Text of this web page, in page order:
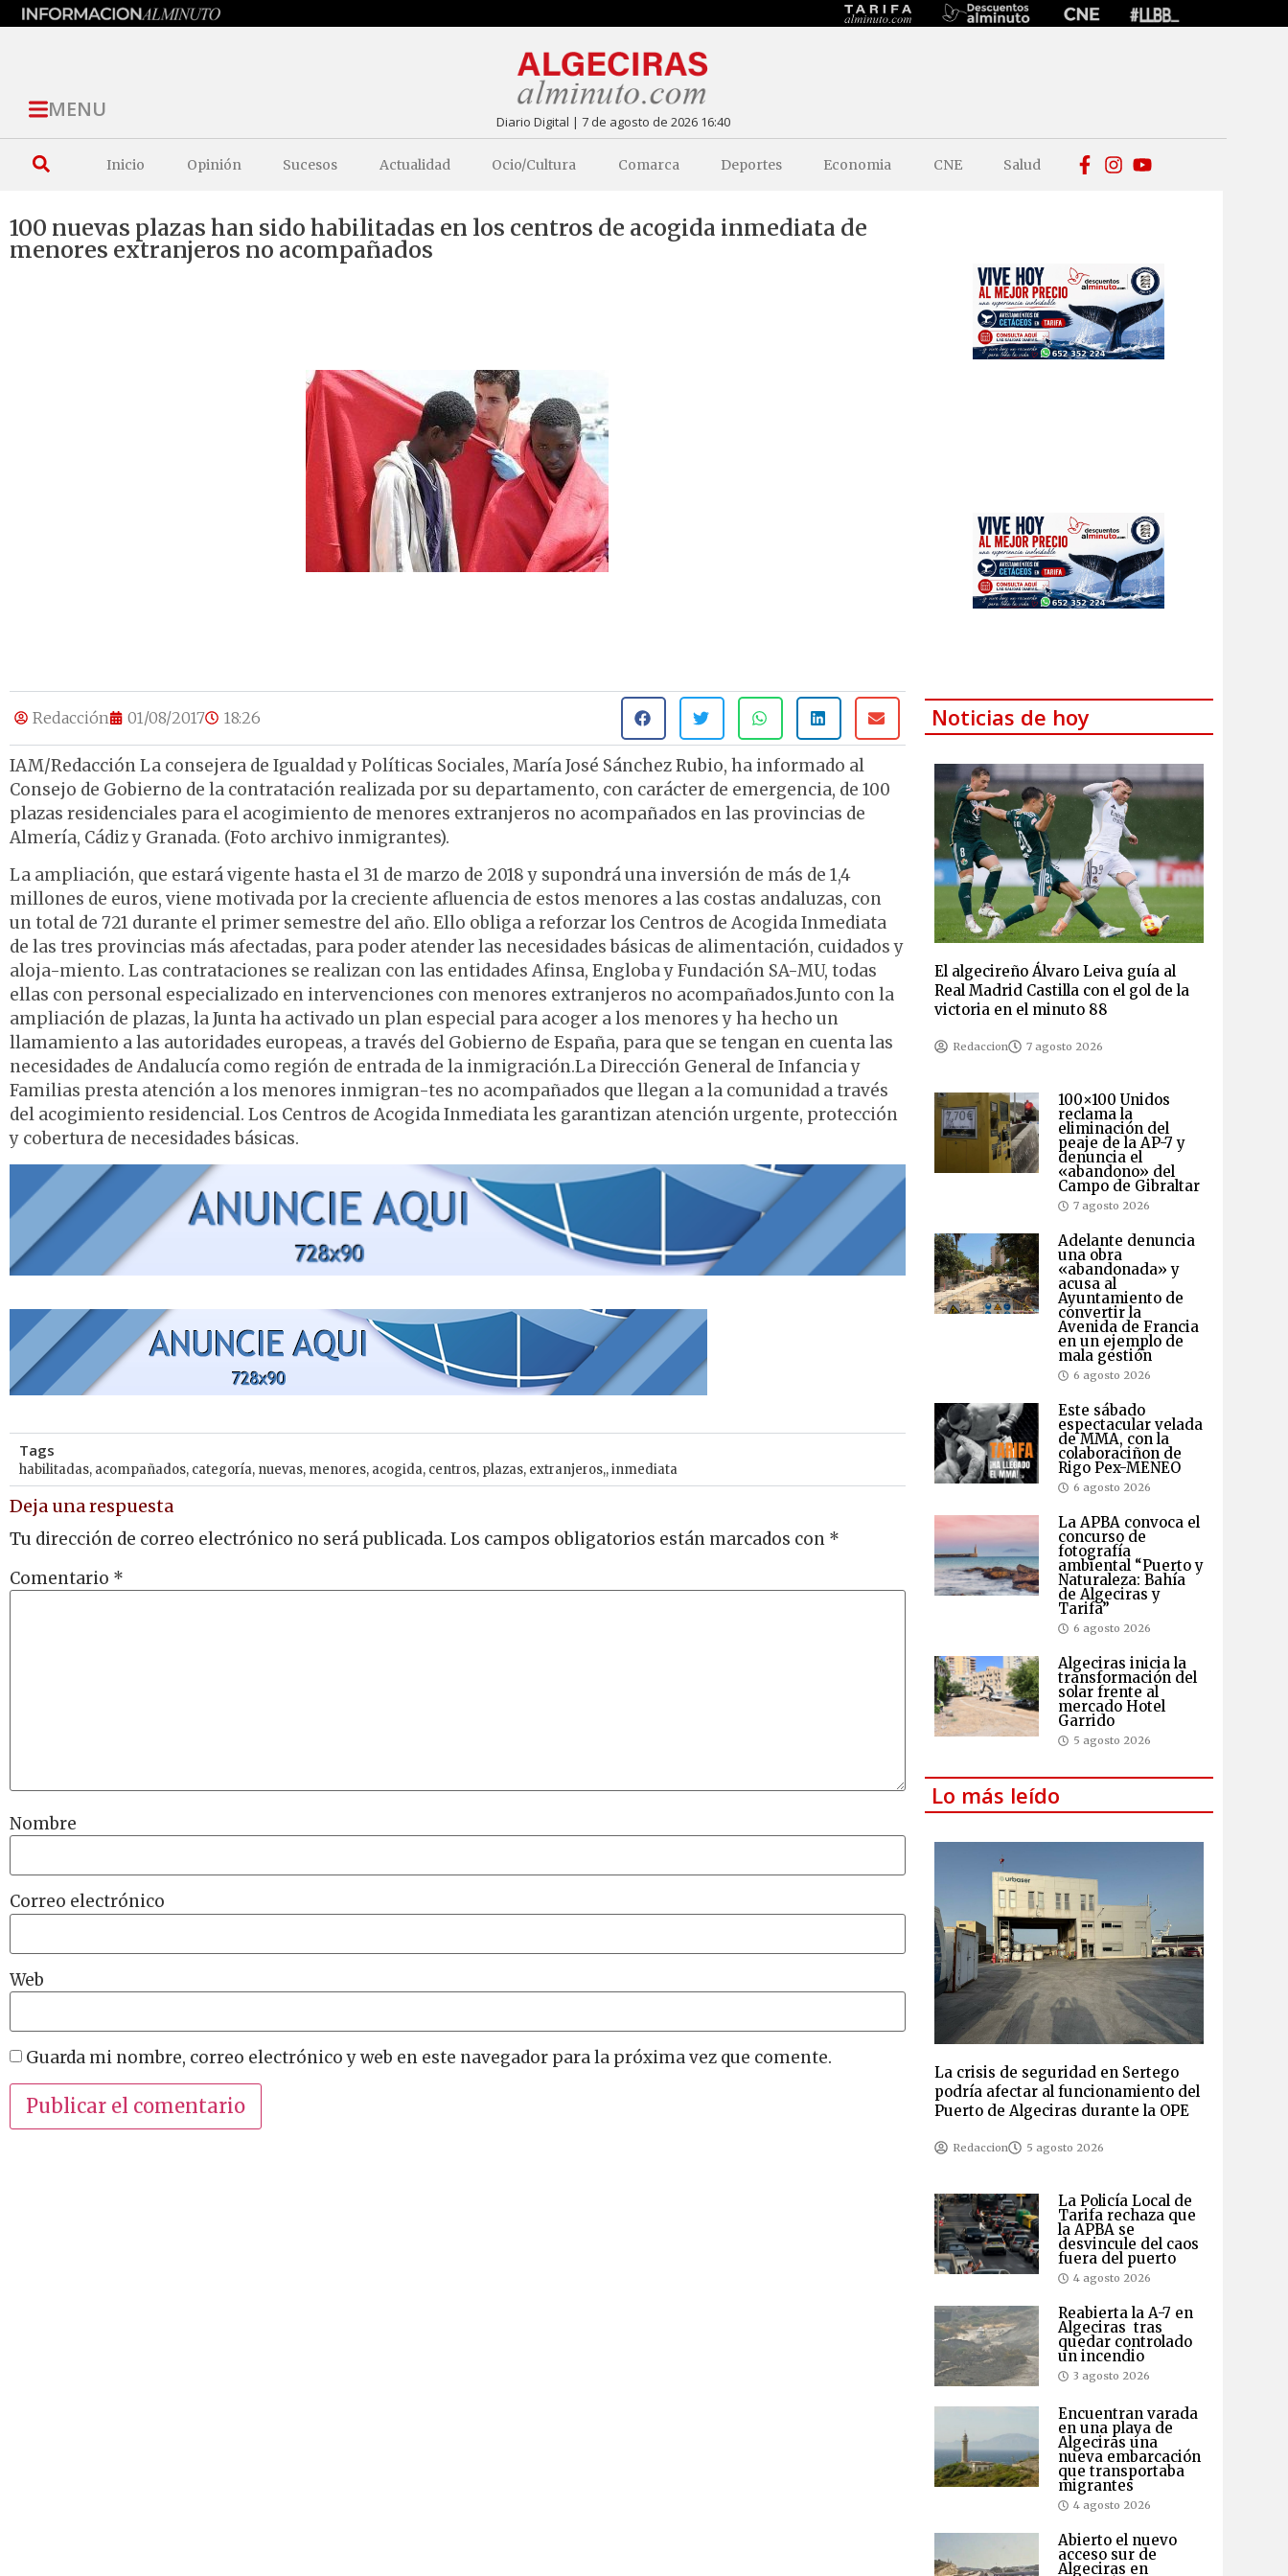
MENU Diario Digital | 7 de agosto de 2026 16:40
Inicio Opinión Sucesos Actualidad Ocio/Cultura Comarca Deportes Economia CNE Salud
100 nuevas plazas han sido habilitadas en los centros de acogida inmediata de
menores extranjeros no acompañados
Redacción 01/08/2017 18:26
IAM/Redacción La consejera de Igualdad y Políticas Sociales, María José Sánchez Rubio, ha informado al
Consejo de Gobierno de la contratación realizada por su departamento, con carácter de emergencia, de 100
plazas residenciales para el acogimiento de menores extranjeros no acompañados en las provincias de
Almería, Cádiz y Granada. (Foto archivo inmigrantes).
La ampliación, que estará vigente hasta el 31 de marzo de 2018 y supondrá una inversión de más de 1,4
millones de euros, viene motivada por la creciente afluencia de estos menores a las costas andaluzas, con
un total de 721 durante el primer semestre del año. Ello obliga a reforzar los Centros de Acogida Inmediata
de las tres provincias más afectadas, para poder atender las necesidades básicas de alimentación, cuidados y
aloja-miento. Las contrataciones se realizan con las entidades Afinsa, Engloba y Fundación SA-MU, todas
ellas con personal especializado en intervenciones con menores extranjeros no acompañados.Junto con la
ampliación de plazas, la Junta ha activado un plan especial para acoger a los menores y ha hecho un
llamamiento a las autoridades europeas, a través del Gobierno de España, para que se tengan en cuenta las
necesidades de Andalucía como región de entrada de la inmigración.La Dirección General de Infancia y
Familias presta atención a los menores inmigran-tes no acompañados que llegan a la comunidad a través
del acogimiento residencial. Los Centros de Acogida Inmediata les garantizan atención urgente, protección
y cobertura de necesidades básicas.
Tags
habilitadas, acompañados, categoría, nuevas, menores, acogida, centros, plazas, extranjeros,,inmediata
Deja una respuesta
Tu dirección de correo electrónico no será publicada. Los campos obligatorios están marcados con *
Comentario *
Nombre
Correo electrónico
Web
Guarda mi nombre, correo electrónico y web en este navegador para la próxima vez que comente.
Noticias de hoy
El algecireño Álvaro Leiva guía al
Real Madrid Castilla con el gol de la
victoria en el minuto 88
Redaccion 7 agosto 2026
100×100 Unidos
reclama la
eliminación del
peaje de la AP-7 y
denuncia el
«abandono» del
Campo de Gibraltar
7 agosto 2026
Adelante denuncia
una obra
«abandonada» y
acusa al
Ayuntamiento de
convertir la
Avenida de Francia
en un ejemplo de
mala gestión
6 agosto 2026
Este sábado
espectacular velada
de MMA, con la
colaboraciñon de
Rigo Pex-MENEO
6 agosto 2026
La APBA convoca el
concurso de
fotografía
ambiental “Puerto y
Naturaleza: Bahía
de Algeciras y
Tarifa”
6 agosto 2026
Algeciras inicia la
transformación del
solar frente al
mercado Hotel
Garrido
5 agosto 2026
Lo más leído
La crisis de seguridad en Sertego
podría afectar al funcionamiento del
Puerto de Algeciras durante la OPE
Redaccion 5 agosto 2026
La Policía Local de
Tarifa rechaza que
la APBA se
desvincule del caos
fuera del puerto
4 agosto 2026
Reabierta la A-7 en
Algeciras tras
quedar controlado
un incendio
3 agosto 2026
Encuentran varada
en una playa de
Algeciras una
nueva embarcación
que transportaba
migrantes
4 agosto 2026
Abierto el nuevo
acceso sur de
Algeciras en